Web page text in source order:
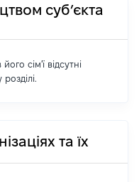
суб’єкта
сім'ї відсутні
та їх